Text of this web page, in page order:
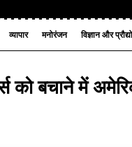
व्यापार मनोरंजन विज्ञान और
बचाने में